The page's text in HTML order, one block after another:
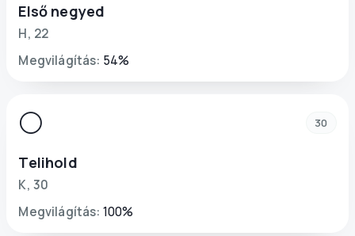
Első negyed
H, 22
Megvilágítás: 54%
🌕 30
Telihold
K, 30
Megvilágítás: 100%